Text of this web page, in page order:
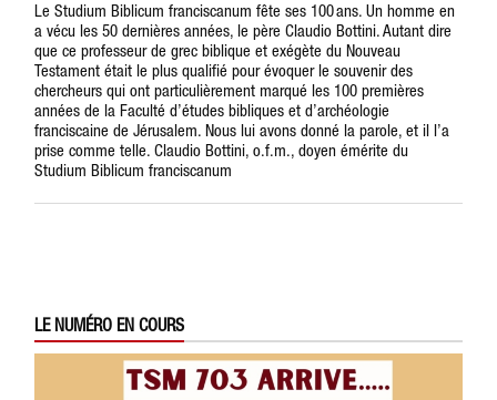
Le Studium Biblicum franciscanum fête ses 100 ans. Un homme en
a vécu les 50 dernières années, le père Claudio Bottini. Autant dire
que ce professeur de grec biblique et exégète du Nouveau
Testament était le plus qualifié pour évoquer le souvenir des
chercheurs qui ont particulièrement marqué les 100 premières
années de la Faculté d’études bibliques et d’archéologie
franciscaine de Jérusalem. Nous lui avons donné la parole, et il l’a
prise comme telle. Claudio Bottini, o.f.m., doyen émérite du
Studium Biblicum franciscanum
LE NUMÉRO EN COURS